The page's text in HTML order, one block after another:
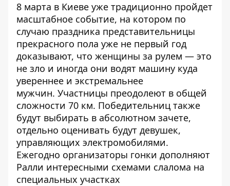
8 марта в Киеве уже традиционно пройдет
масштабное событие, на котором по
случаю праздника представительницы
прекрасного пола уже не первый год
доказывают, что женщины за рулем — это
не зло и иногда они водят машину куда
увереннее и экстремальнее
мужчин. Участницы преодолеют в общей
сложности 70 км. Победительниц также
будут выбирать в абсолютном зачете,
отдельно оценивать будут девушек,
управляющих электромобилями.
Ежегодно организаторы гонки дополняют
Ралли интересными схемами слалома на
специальных участках